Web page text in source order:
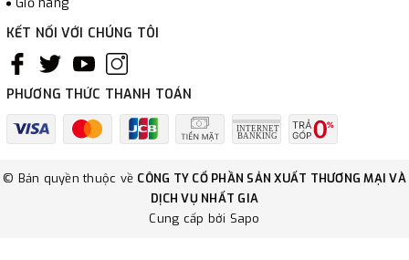
KẾT NỐI VỚI CHÚNG TÔI
PHƯƠNG THỨC THANH TOÁN
© Bản quyền thuộc về CÔNG TY CỔ PHẦN SẢN XUẤT THƯƠNG MẠI VÀ
DỊCH VỤ NHẤT GIA
Cung cấp bởi Sapo